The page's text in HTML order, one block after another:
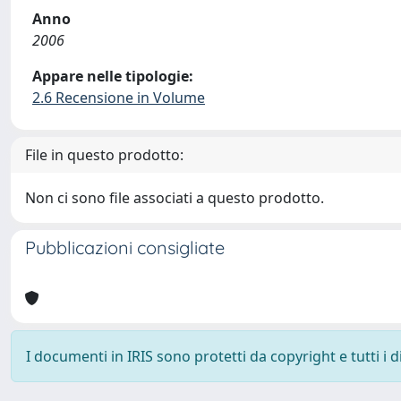
Anno
2006
Appare nelle tipologie:
2.6 Recensione in Volume
File in questo prodotto:
Non ci sono file associati a questo prodotto.
Pubblicazioni consigliate
I documenti in IRIS sono protetti da copyright e tutti i